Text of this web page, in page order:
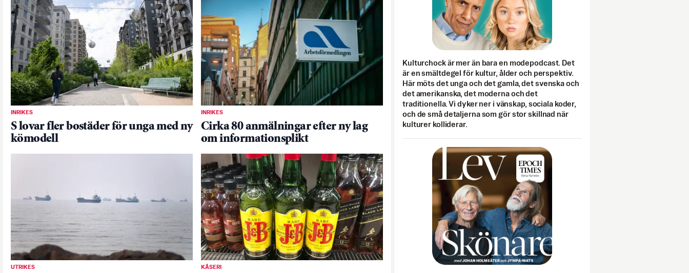
INRIKES
S lovar fler bostäder för unga med ny
kömodell
INRIKES
Cirka 80 anmälningar efter ny lag
om informationsplikt
UTRIKES KÅSERI
Kulturchock är mer än bara en modepodcast. Det
är en smältdegel för kultur, ålder och perspektiv.
Här möts det unga och det gamla, det svenska och
det amerikanska, det moderna och det
traditionella. Vi dyker ner i vänskap, sociala koder,
och de små detaljerna som gör stor skillnad när
kulturer kolliderar.